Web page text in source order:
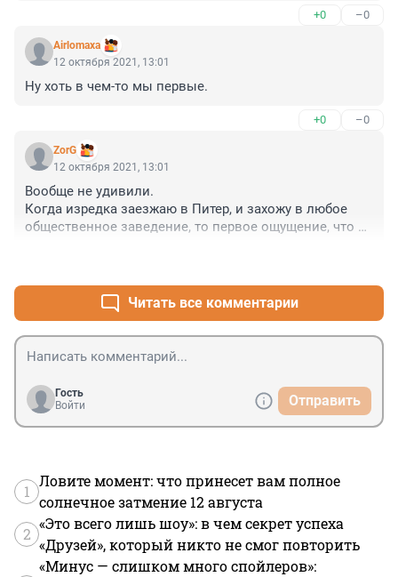
+0 –0
Airlomaxa
12 октября 2021, 13:01
Ну хоть в чем-то мы первые.
+0 –0
ZorG
12 октября 2021, 13:01
Вообще не удивили.
Когда изредка заезжаю в Питер, и захожу в любое
общественное заведение, то первое ощущение, что я
Российский пофигистически дЭбилизм в купе с
правовым нигилизмом не лечится.
Читать все комментарии
Гость
Войти
Отправить
1
Ловите момент: что принесет вам полное
солнечное затмение 12 августа
2
«Это всего лишь шоу»: в чем секрет успеха
«Друзей», который никто не смог повторить
«Минус — слишком много спойлеров»: